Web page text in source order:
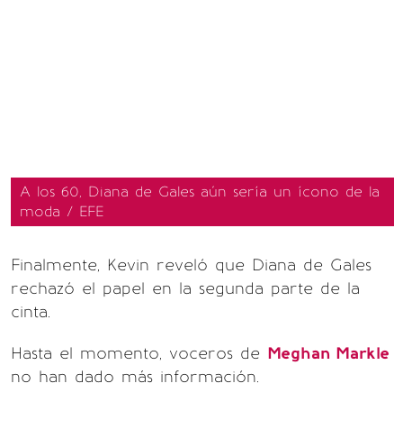
A los 60, Diana de Gales aún sería un ícono de la
moda / EFE
Finalmente, Kevin reveló que Diana de Gales
rechazó el papel en la segunda parte de la
cinta.
Hasta el momento, voceros de Meghan Markle
no han dado más información.